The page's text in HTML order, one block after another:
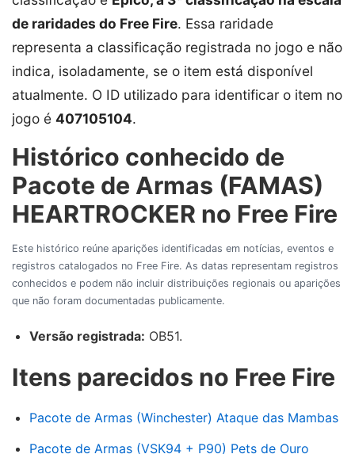
de raridades do Free Fire. Essa raridade
representa a classificação registrada no jogo e não
indica, isoladamente, se o item está disponível
atualmente. O ID utilizado para identificar o item no
jogo é 407105104.
Histórico conhecido de
Pacote de Armas (FAMAS)
HEARTROCKER no Free Fire
Este histórico reúne aparições identificadas em notícias, eventos e
registros catalogados no Free Fire. As datas representam registros
conhecidos e podem não incluir distribuições regionais ou aparições
que não foram documentadas publicamente.
Versão registrada: OB51.
Itens parecidos no Free Fire
Pacote de Armas (Winchester) Ataque das Mambas
Pacote de Armas (VSK94 + P90) Pets de Ouro